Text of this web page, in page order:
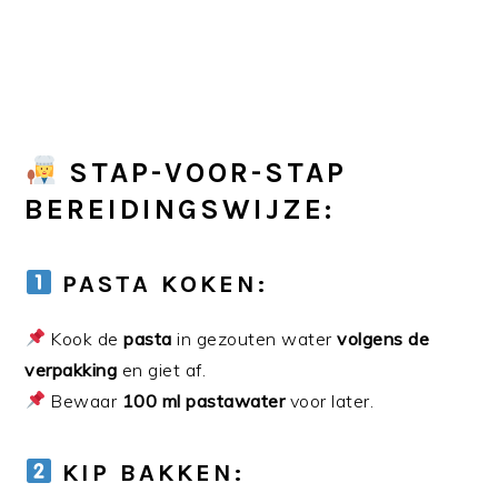
STAP-VOOR-STAP
BEREIDINGSWIJZE:
PASTA KOKEN:
Kook depasta in gezouten watervolgens de
verpakking en giet af.
Bewaar 100 ml pastawatervoor later.
KIP BAKKEN: